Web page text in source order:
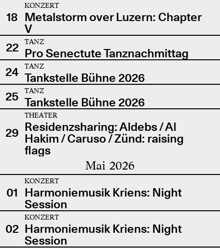
18
KONZERT
Metalstorm over Luzern: Chapter
V
22
TANZ
Pro Senectute Tanznachmittag
24
TANZ
Tankstelle Bühne 2026
25
TANZ
Tankstelle Bühne 2026
29
THEATER
Residenzsharing: Aldebs / Al
Hakim / Caruso / Zünd: raising
flags
Mai 2026
01
KONZERT
Harmoniemusik Kriens: Night
Session
02
KONZERT
Harmoniemusik Kriens: Night
Session